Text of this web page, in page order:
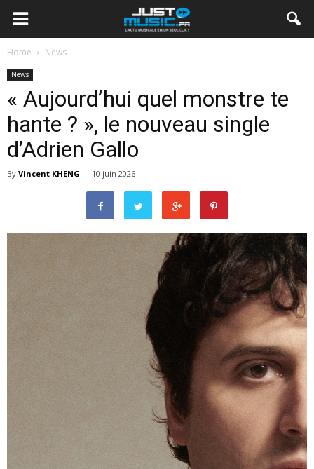
Home News
News
« Aujourd’hui quel monstre te
hante ? », le nouveau single
d’Adrien Gallo
By Vincent KHENG - 10 juin 2026